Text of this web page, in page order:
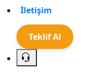
İletişim
Teklif Al